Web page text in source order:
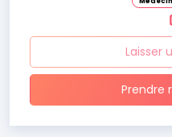
Laisser
Prendre